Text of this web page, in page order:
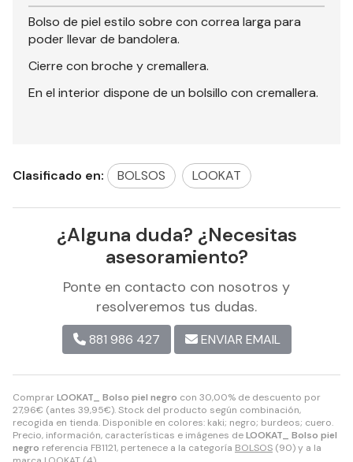
ComprarLOOKAT_ Bolso piel negro con 30,00% de descuento por
27,96€ (antes 39,95€). Stock del producto según combinación,
recogida en tienda. Disponible en colores: kaki; negro; burdeos; cuero.
Precio, información, características e imágenes deLOOKAT_ Bolso piel
negro referencia FB1121, pertenece a la categoría BOLSOS (90) y a la
Bolso de piel estilo sobre con correa larga para
poder llevar de bandolera.
Cierre con broche y cremallera.
En el interior dispone de un bolsillo con cremallera.
Clasificado en: BOLSOS LOOKAT
¿Alguna duda? ¿Necesitas
asesoramiento?
Ponte en contacto con nosotros y
resolveremos tus dudas.
881 986 427 ENVIAR EMAIL